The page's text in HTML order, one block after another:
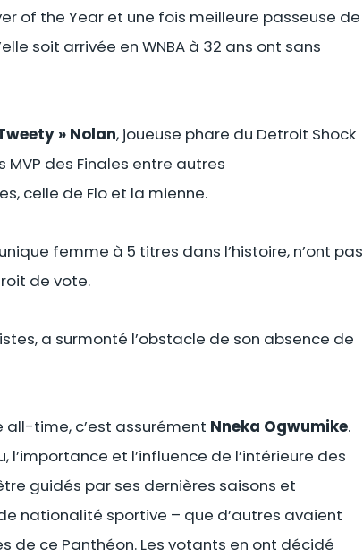
of the Year et une fois meilleure passeuse de
soit arrivée en WNBA à 32 ans ont sans
» Nolan, joueuse phare du Detroit Shock
des Finales entre autres
celle de Flo et la mienne.
femme à 5 titres dans l’histoire, n’ont pas
de vote.
a surmonté l’obstacle de son absence de
all-time, c’est assurément Nneka Ogwumike.
et l’influence de l’intérieure des
guidés par ses dernières saisons et
nationalité sportive – que d’autres avaient
de ce Panthéon. Les votants en ont décidé